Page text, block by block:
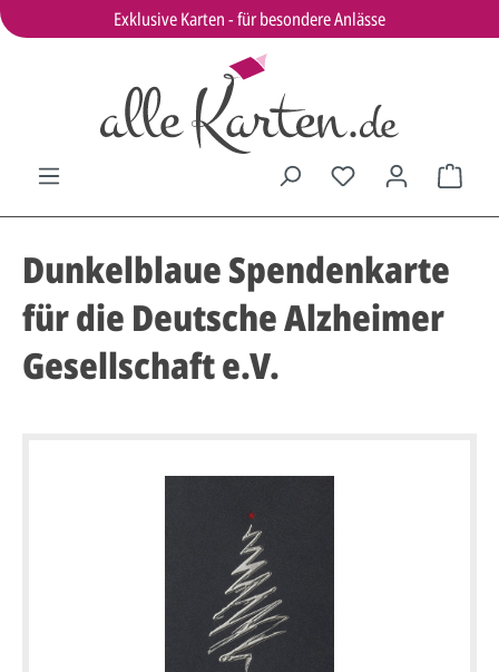
Exklusive Karten - für besondere Anlässe
Dunkelblaue Spendenkarte
für die Deutsche Alzheimer
Gesellschaft e.V.